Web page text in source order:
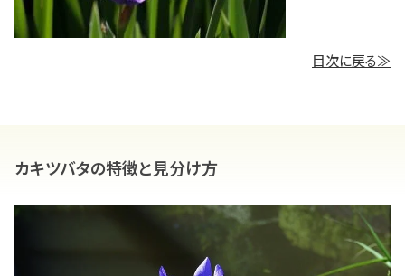
目次に戻る≫
カキツバタの特徴と見分け方